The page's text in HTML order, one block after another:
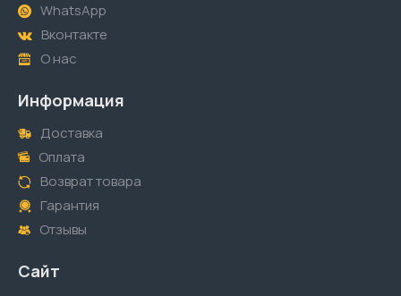
WhatsApp
Вконтакте
О нас
Информация
Доставка
Оплата
Возврат товара
Гарантия
Отзывы
Сайт